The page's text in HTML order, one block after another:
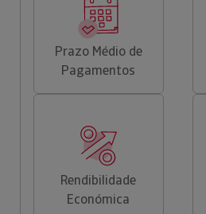
Prazo Médio de
Pagamentos
Rendibilidade
Económica